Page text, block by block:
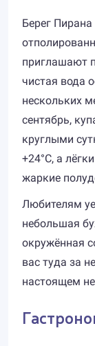
Берег
приглашают
чистая вода
нескольких
сентябрь,
круглыми
+24°C, а
жаркие
Любителям
небольшая
окружённая
вас туда за
настоящем